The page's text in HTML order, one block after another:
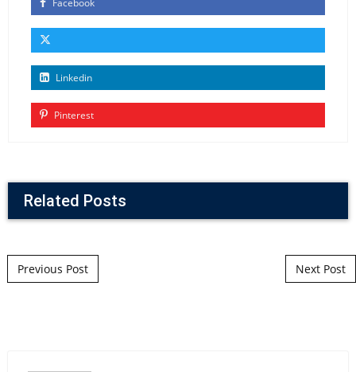
Linkedin
Pinterest
Related Posts
Post navigation
Previous Post Next Post